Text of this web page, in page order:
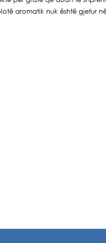
aromatik nuk është gjetur